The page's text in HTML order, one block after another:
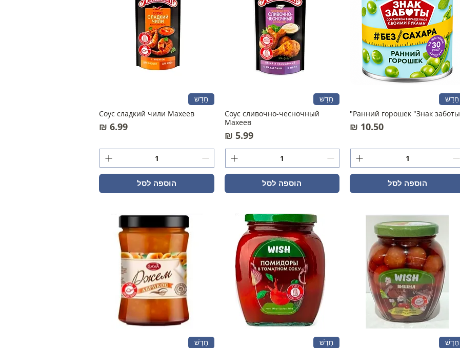
חָדָשׁ
Ранний горошек "Знак заботы"
מחיר
הוספה לסל
חָדָשׁ
Соус сливочно-чесночный
Махеев
מחיר‏5.99 ‏₪
הוספה לסל
חָדָשׁ
Соус сладкий чили Махеев
מחיר
הוספה לסל
חָדָשׁ חָדָשׁ חָדָשׁ